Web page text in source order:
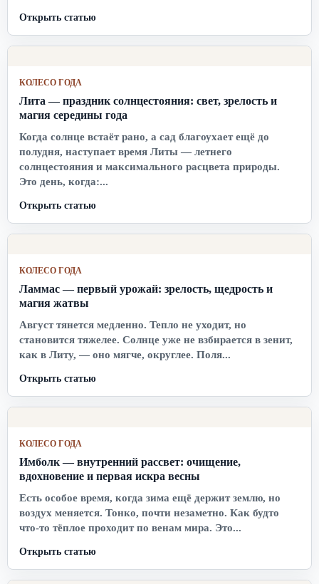
Открыть статью
КОЛЕСО ГОДА
Лита — праздник солнцестояния: свет, зрелость и
магия середины года
Когда солнце встаёт рано, а сад благоухает ещё до
полудня, наступает время Литы — летнего
солнцестояния и максимального расцвета природы.
Это день, когда:...
Открыть статью
КОЛЕСО ГОДА
Ламмас — первый урожай: зрелость, щедрость и
магия жатвы
Август тянется медленно. Тепло не уходит, но
становится тяжелее. Солнце уже не взбирается в зенит,
как в Литу, — оно мягче, округлее. Поля...
Открыть статью
КОЛЕСО ГОДА
Имболк — внутренний рассвет: очищение,
вдохновение и первая искра весны
Есть особое время, когда зима ещё держит землю, но
воздух меняется. Тонко, почти незаметно. Как будто
что-то тёплое проходит по венам мира. Это...
Открыть статью